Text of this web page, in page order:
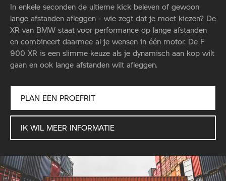
In enkele seconden de ultieme kick beleven of gewoon
lange afstanden afleggen - wie zegt dat je moet kiezen? De
XR van BMW staat voor performance op lange afstanden
en combineert daarmee al je wensen in één motor. De F
900 XR is een slimme keuze als je dynamisch aan kop wilt
gaan en ook lange afstanden wilt afleggen.
PLAN EEN PROEFRIT
IK WIL MEER INFORMATIE